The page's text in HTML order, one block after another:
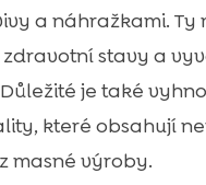
a náhražkami. Ty
zdravotní stavy a
je také
které obsahují
masné výroby.